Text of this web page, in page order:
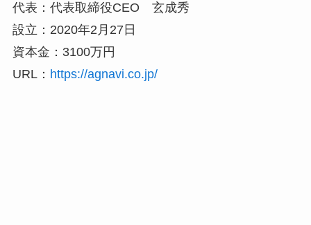
代表：代表取締役CEO 玄成秀
設立：2020年2月27日
資本金：3100万円
URL： https://agnavi.co.jp/